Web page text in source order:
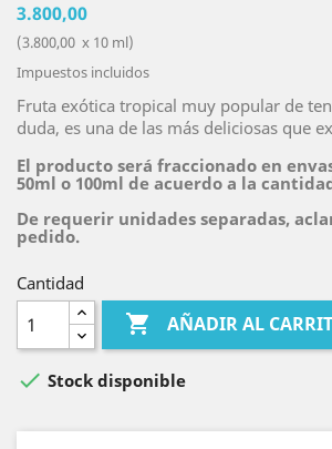
3.800,00
(3.800,00 x 10 ml)
Impuestos incluidos
Fruta exótica tropical muy popular de
duda, es una de las más deliciosas que
El producto será fraccionado en
50ml o 100ml de acuerdo a la
De requerir unidades separadas,
pedido.
Cantidad
 AÑADIR AL
 Stock disponible